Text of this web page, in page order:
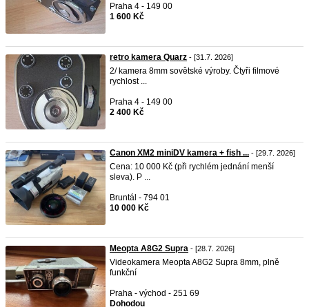
Praha 4 - 149 00
1 600 Kč
retro kamera Quarz - [31.7. 2026]
2/ kamera 8mm sovětské výroby. Čtyři filmové
rychlost ...
Praha 4 - 149 00
2 400 Kč
Canon XM2 miniDV kamera + fish ... - [29.7. 2026]
Cena: 10 000 Kč (při rychlém jednání menší
sleva). P ...
Bruntál - 794 01
10 000 Kč
Meopta A8G2 Supra - [28.7. 2026]
Videokamera Meopta A8G2 Supra 8mm, plně
funkční
Praha - východ - 251 69
Dohodou